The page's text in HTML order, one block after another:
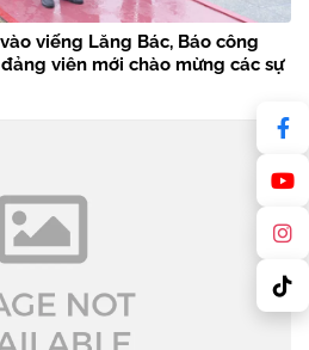
viếng Lăng Bác, Báo công
viên mới chào mừng các sự